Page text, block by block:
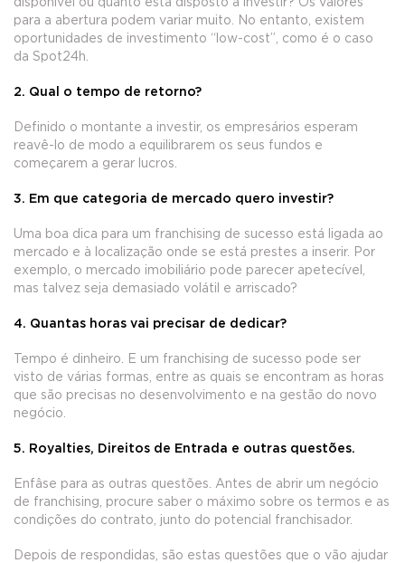
para a abertura podem variar muito. No entanto, existem
oportunidades de investimento “low-cost”, como é o caso
da Spot24h.
2. Qual o tempo de retorno?
Definido o montante a investir, os empresários esperam
reavê-lo de modo a equilibrarem os seus fundos e
começarem a gerar lucros.
3. Em que categoria de mercado quero investir?
Uma boa dica para um franchising de sucesso está ligada ao
mercado e à localização onde se está prestes a inserir. Por
exemplo, o mercado imobiliário pode parecer apetecível,
mas talvez seja demasiado volátil e arriscado?
4. Quantas horas vai precisar de dedicar?
Tempo é dinheiro. E um franchising de sucesso pode ser
visto de várias formas, entre as quais se encontram as horas
que são precisas no desenvolvimento e na gestão do novo
negócio.
5. Royalties, Direitos de Entrada e outras questões.
Enfâse para as outras questões. Antes de abrir um negócio
de franchising, procure saber o máximo sobre os termos e as
condições do contrato, junto do potencial franchisador.
Depois de respondidas, são estas questões que o vão ajudar